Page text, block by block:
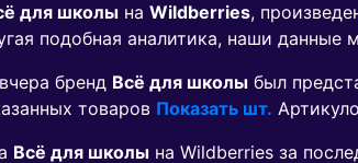
для школы на Wildberries,
подобная аналитика, наши данные
бренд Всё для школы был
товаров Показать шт.
Всё для школы на Wildberries за